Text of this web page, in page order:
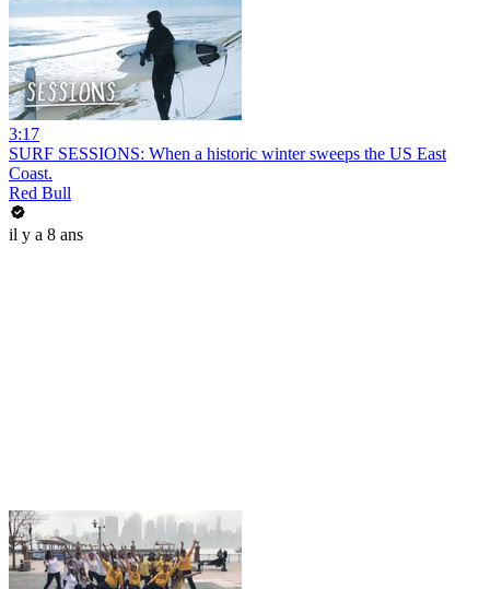
3:17
SURF SESSIONS: When a historic winter sweeps the US East
Coast.
Red Bull
il y a 8 ans